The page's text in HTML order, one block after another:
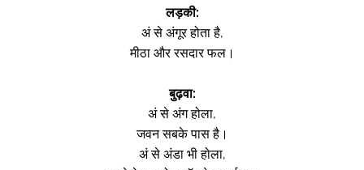
लड़की:
अं से अंगूर होता है,
मीठा और रसदार फल।
बुढ़वा:
अं से अंग होला,
जवन सबके पास है।
अं से अंडा भी होला,